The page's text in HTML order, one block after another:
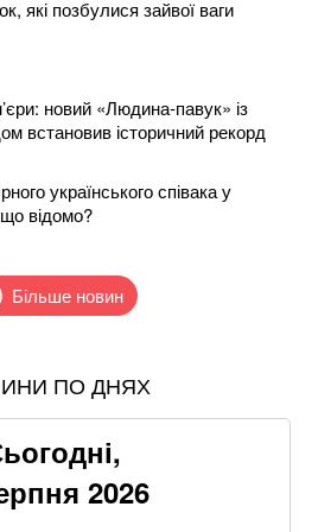
які позбулися зайвої ваги
новий «Людина-павук» із
встановив історичний рекорд
українського співака у
відомо?
Більше новин
Залужного щодо членства
що відомо про нову гучну
ПО ДНЯХ
2026